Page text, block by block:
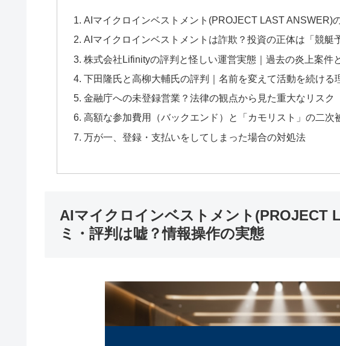
AIマイクロインベストメント(PROJECT LAST ANSWER)
AIマイクロインベストメントは詐欺？投資の正体は「競艇
株式会社Lifinityの評判と怪しい運営実態｜過去の炎上案件
下田隆氏と高柳大輔氏の評判｜名前を変えて活動を続ける
金融庁への未登録営業？法律の観点から見た重大なリスク
高額な参加費用（バックエンド）と「カモリスト」の二次
万が一、登録・支払いをしてしまった場合の対処法
AIマイクロインベストメント(PROJECT
ミ・評判は嘘？情報操作の実態